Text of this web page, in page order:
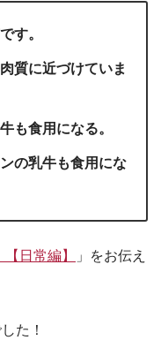
す。
質に近づけていま
も食用になる。
の乳牛も食用にな
日常編】
」をお伝え
た！